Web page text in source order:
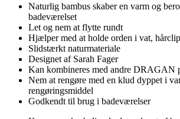
Naturlig bambus skaber en varm og
badeværelset
Let og nem at flytte rundt
Hjælper med at holde orden i vat,
Slidstærkt naturmateriale
Designet af Sarah Fager
Kan kombineres med andre DRAGAN
Nem at rengøre med en klud dyppet i
rengøringsmiddel
Godkendt til brug i badeværelser